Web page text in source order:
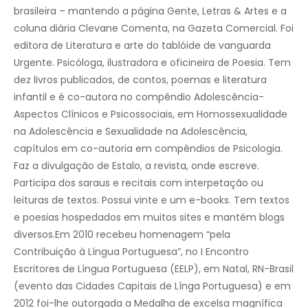
brasileira – mantendo a página Gente, Letras & Artes e a
coluna diária Clevane Comenta, na Gazeta Comercial. Foi
editora de Literatura e arte do tablóide de vanguarda
Urgente. Psicóloga, ilustradora e oficineira de Poesia. Tem
dez livros publicados, de contos, poemas e literatura
infantil e é co-autora no compêndio Adolescência-
Aspectos Clínicos e Psicossociais, em Homossexualidade
na Adolescência e Sexualidade na Adolescência,
capítulos em co-autoria em compêndios de Psicologia.
Faz a divulgação de Estalo, a revista, onde escreve.
Participa dos saraus e recitais com interpetação ou
leituras de textos. Possui vinte e um e-books. Tem textos
e poesias hospedados em muitos sites e mantém blogs
diversos.Em 2010 recebeu homenagem “pela
Contribuição à Língua Portuguesa”, no I Encontro
Escritores de Língua Portuguesa (EELP), em Natal, RN-Brasil
(evento das Cidades Capitais de Línga Portuguesa) e em
2012 foi-lhe outorgada a Medalha de excelsa magnífica